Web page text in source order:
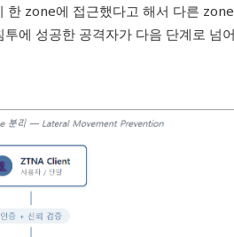
zone에 접근했다고 해서 다른
에 성공한 공격자가 다음 단계로 넘